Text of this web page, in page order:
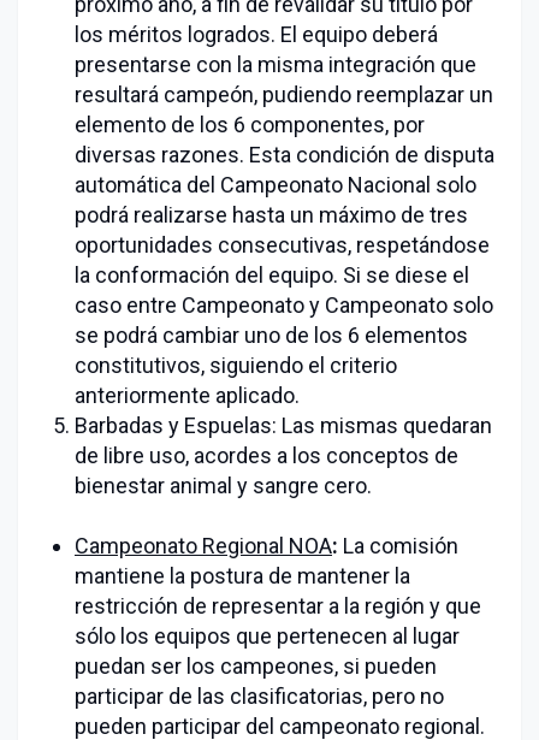
los méritos logrados. El equipo deberá
presentarse con la misma integración que
resultará campeón, pudiendo reemplazar un
elemento de los 6 componentes, por
diversas razones. Esta condición de disputa
automática del Campeonato Nacional solo
podrá realizarse hasta un máximo de tres
oportunidades consecutivas, respetándose
la conformación del equipo. Si se diese el
caso entre Campeonato y Campeonato solo
se podrá cambiar uno de los 6 elementos
constitutivos, siguiendo el criterio
anteriormente aplicado.
Barbadas y Espuelas: Las mismas quedaran
de libre uso, acordes a los conceptos de
bienestar animal y sangre cero.
Campeonato Regional NOA: La comisión
mantiene la postura de mantener la
restricción de representar a la región y que
sólo los equipos que pertenecen al lugar
puedan ser los campeones, si pueden
participar de las clasificatorias, pero no
pueden participar del campeonato regional.